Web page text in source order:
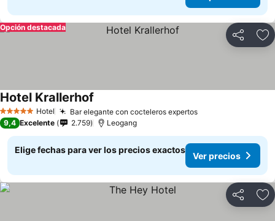
Compartir
Opción destacada
5 Estrellas Hotel Bar elegante con cocteleros expertos
Hotel Krallerhof
9,4 Excelente 2.759 Leogang
Elige fechas para ver los precios exactos
Ver precios
Compartir